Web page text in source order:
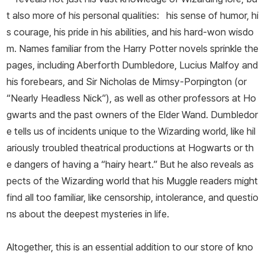
t also more of his personal qualities: his sense of humor, hi
s courage, his pride in his abilities, and his hard-won wisdo
m. Names familiar from the Harry Potter novels sprinkle the
pages, including Aberforth Dumbledore, Lucius Malfoy and
his forebears, and Sir Nicholas de Mimsy-Porpington (or
“Nearly Headless Nick”), as well as other professors at Ho
gwarts and the past owners of the Elder Wand. Dumbledor
e tells us of incidents unique to the Wizarding world, like hil
ariously troubled theatrical productions at Hogwarts or th
e dangers of having a “hairy heart.” But he also reveals as
pects of the Wizarding world that his Muggle readers might
find all too familiar, like censorship, intolerance, and questio
ns about the deepest mysteries in life.
Altogether, this is an essential addition to our store of kno